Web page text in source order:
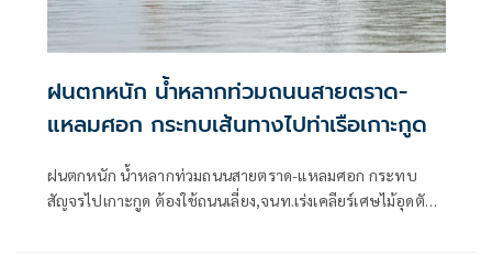
ฝนตกหนัก น้ำหลากท่วมถนนสายตราด-
แหลมศอก กระทบเส้นทางไปท่าเรือเกาะกูด
ฝนตกหนัก น้ำหลากท่วมถนนสายตราด-แหลมศอก กระทบ
สัญจรไปเกาะกูด ต้องใช้ถนนเลี่ยง,จนท.เร่งเคลียร์เศษไม้อุดตัน